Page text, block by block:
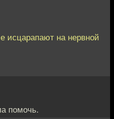
исцарапают на нервной
помочь.